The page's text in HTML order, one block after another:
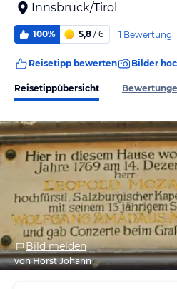
Innsbruck/Tirol
100% 5,8 / 6 1 Bewertung
Reisetipp bewerten Bilder
Reisetippübersicht
Bild melden
von Horst Johann